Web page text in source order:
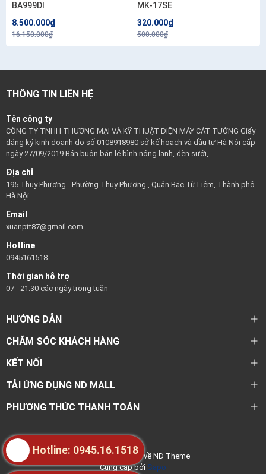
BA999DI
8.500.000₫
16.150.000₫
MK-17SE
320.000₫
500.000₫
THÔNG TIN LIÊN HỆ
Tên công ty
CÔNG TY TNHH THƯƠNG MẠI VÀ KỸ THUẬT ĐIỆN MÁY CÁT TƯỜNG Giấy
đăng ký kinh doanh do số 0108918980 sở kế hoạch và đầu tư Hà Nội cấp
ngày 27/09/2019 Bán buôn bán lẻ bình nóng lạnh, đèn sưởi,...
Địa chỉ
195 Thụy Phương - Phường Thụy Phương , Quận Bắc Từ Liêm, Thành phố
Hà Nội
Email
xuanptt87@gmail.com
Hotline
0945161518
Thời gian hỗ trợ
07 - 21:30 các ngày trong tuần
HƯỚNG DẪN
CHĂM SÓC KHÁCH HÀNG
KẾT NỐI
TẢI ỨNG DỤNG ND MALL
PHƯƠNG THỨC THANH TOÁN
@ Bản quyền thuộc về ND Theme
Cung cấp bởi Sapo
Hotline: 0945.16.1518